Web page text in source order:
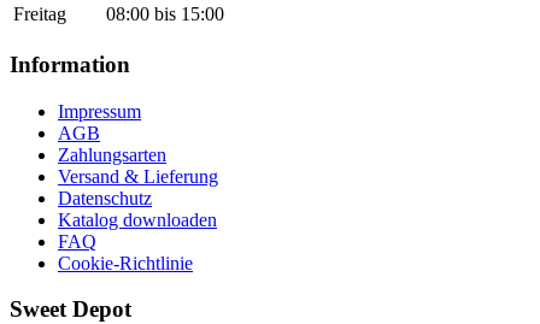
Freitag
08:00 bis 15:00
Information
Impressum
AGB
Zahlungsarten
Versand & Lieferung
Datenschutz
Katalog downloaden
FAQ
Cookie-Richtlinie
Sweet Depot